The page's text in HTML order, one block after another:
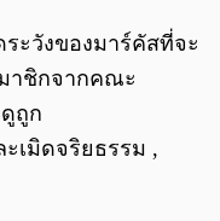
ะวังของมาร์คัสที่จะ
าชิกจากคณะ
ถูก
ะเมิดจริยธรรม ,